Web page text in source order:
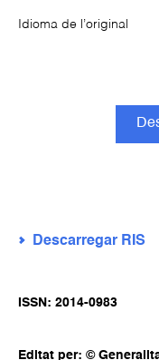
Idioma de l’original
Descarregar RIS
ISSN: 2014-0983
Editat per: ©